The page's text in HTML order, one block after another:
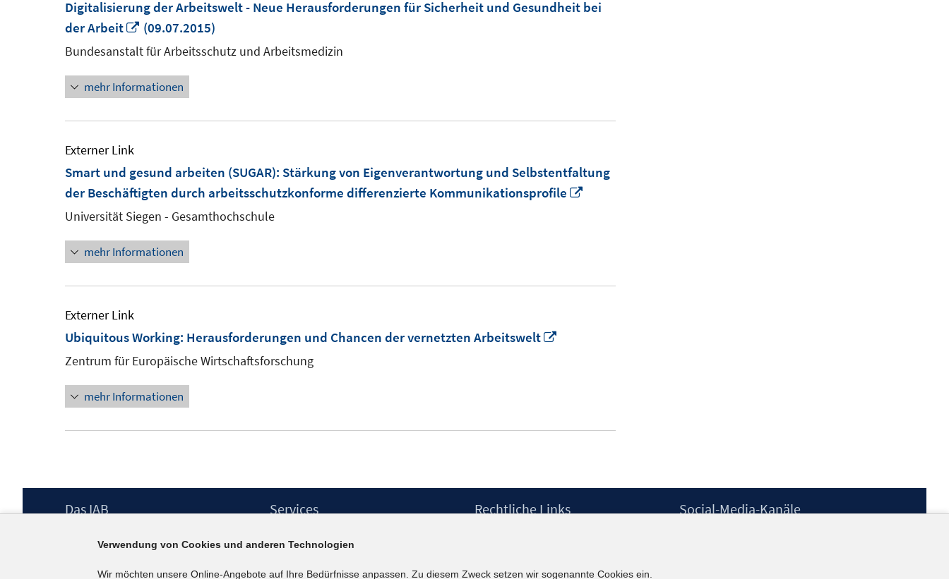
Digitalisierung der Arbeitswelt - Neue Herausforderungen für Sicherheit und Gesundheit bei
der Arbeit
In
neuem
öffnen
(09.07.2015)
Bundesanstalt für Arbeitsschutz und Arbeitsmedizin
mehr Informationen
Externer Link
Smart und gesund arbeiten (SUGAR): Stärkung von Eigenverantwortung und Selbstentfaltung
der Beschäftigten durch arbeitsschutzkonforme differenzierte Kommunikationsprofile
Universität Siegen - Gesamthochschule
mehr Informationen
Externer Link
Ubiquitous Working: Herausforderungen und Chancen der vernetzten Arbeitswelt
Zentrum für Europäische Wirtschaftsforschung
mehr Informationen
Footer
Das IAB
Berufsforschung (IAB) – unser Leitbild
Institutsleitung
Services
IAB-Newsletter
Kontakt
Rechtliche Links
Erklärung zur Barrierefreiheit
Social-Media-Kanäle
Verwendung von Cookies und anderen Technologien
Wir möchten unsere Online-Angebote auf Ihre Bedürfnisse anpassen. Zu diesem Zweck setzen wir sogenannte Cookies ein.